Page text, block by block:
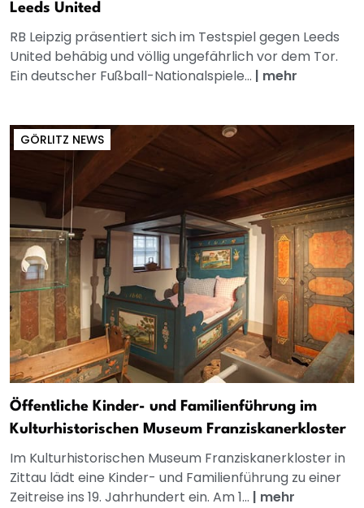
Leeds United
RB Leipzig präsentiert sich im Testspiel gegen Leeds
United behäbig und völlig ungefährlich vor dem Tor.
Ein deutscher Fußball-Nationalspiele... | mehr
GÖRLITZ NEWS
Öffentliche Kinder- und Familienführung im
Kulturhistorischen Museum Franziskanerkloster
Im Kulturhistorischen Museum Franziskanerkloster in
Zittau lädt eine Kinder- und Familienführung zu einer
Zeitreise ins 19. Jahrhundert ein. Am 1... | mehr